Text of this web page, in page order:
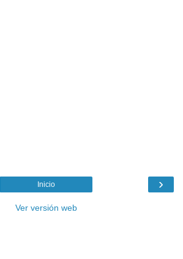
›
Inicio
Ver versión web